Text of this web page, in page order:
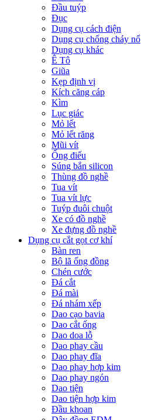
Đầu tuýp
Đục
Dụng cụ cách điện
Dụng cụ chống cháy nổ
Dụng cụ khác
Ê Tô
Giũa
Kẹp định vị
Kích căng cáp
Kìm
Lục giác
Mỏ lết
Mỏ lết răng
Mũi vít
Ống điếu
Súng bắn silicon
Thùng đồ nghề
Tua vít
Tua vít lực
Tuýp đuôi chuột
Xe có đồ nghề
Xe đựng đồ nghề
Dụng cụ cắt gọt cơ khí
Bàn ren
Bộ lã ống đồng
Chén cước
Đá cắt
Đá mài
Đá nhám xếp
Dao cạo bavia
Dao cắt ống
Dao doa lỗ
Dao phay cầu
Dao phay đĩa
Dao phay hợp kim
Dao phay ngón
Dao tiện
Dao tiện hợp kim
Đầu khoan